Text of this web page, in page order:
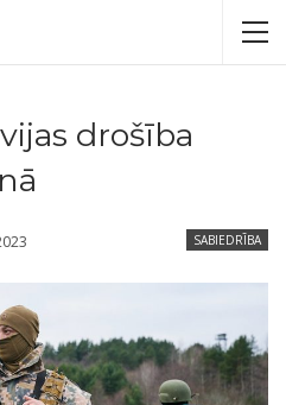
drošība
SABIEDRĪBA